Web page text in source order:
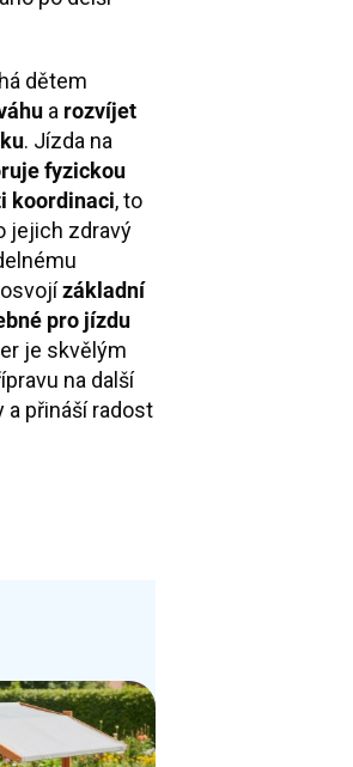
dětem
a rozvíjet
. Jízda na
fyzickou
koordinaci, to
jejich zdravý
základní
pro jízdu
je skvělým
na další
a přináší radost